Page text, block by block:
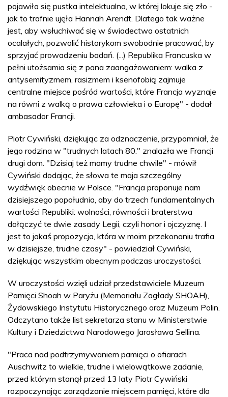
pojawiła się pustka intelektualna, w której lokuje się zło -
jak to trafnie ujęła Hannah Arendt. Dlatego tak ważne
jest, aby wsłuchiwać się w świadectwa ostatnich
ocalałych, pozwolić historykom swobodnie pracować, by
sprzyjać prowadzeniu badań. (...) Republika Francuska w
pełni utożsamia się z pana zaangażowaniem: walka z
antysemityzmem, rasizmem i ksenofobią zajmuje
centralne miejsce pośród wartości, które Francja wyznaje
na równi z walką o prawa człowieka i o Europę" - dodał
ambasador Francji.
Piotr Cywiński, dziękując za odznaczenie, przypomniał, że
jego rodzina w "trudnych latach 80." znalazła we Francji
drugi dom. "Dzisiaj też mamy trudne chwile" - mówił
Cywiński dodając, że słowa te maja szczególny
wydźwięk obecnie w Polsce. "Francja proponuje nam
dzisiejszego popołudnia, aby do trzech fundamentalnych
wartości Republiki: wolności, równości i braterstwa
dołączyć te dwie zasady Legii, czyli honor i ojczyznę. I
jest to jakaś propozycja, która w moim przekonaniu trafia
w dzisiejsze, trudne czasy" - powiedział Cywiński,
dziękując wszystkim obecnym podczas uroczystości.
W uroczystości wzięli udział przedstawiciele Muzeum
Pamięci Shoah w Paryżu (Memoriału Zagłady SHOAH),
Żydowskiego Instytutu Historycznego oraz Muzeum Polin.
Odczytano także list sekretarza stanu w Ministerstwie
Kultury i Dziedzictwa Narodowego Jarosława Sellina.
"Praca nad podtrzymywaniem pamięci o ofiarach
Auschwitz to wielkie, trudne i wielowątkowe zadanie,
przed którym stanął przed 13 laty Piotr Cywiński
rozpoczynając zarządzanie miejscem pamięci, które dla